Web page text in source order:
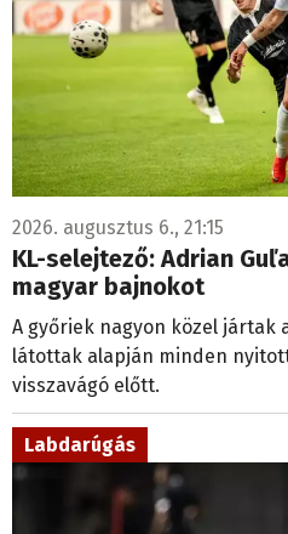
2026. augusztus 6., 21:15
KL-selejtező: Adrian
magyar bajnokot
A győriek nagyon közel jártak
látottak alapján minden
visszavágó előtt.
Labdarúgás